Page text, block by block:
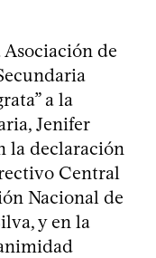
de
a la
Jenifer
la declaración
Central
Nacional de
y en la